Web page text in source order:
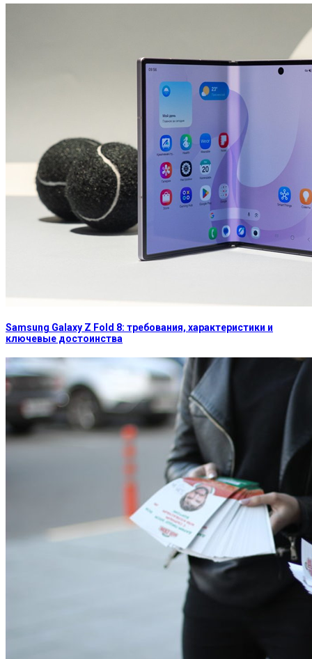
Samsung Galaxy Z Fold 8: требования, характеристики и
ключевые достоинства